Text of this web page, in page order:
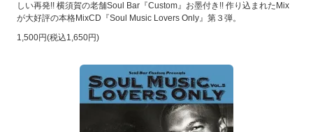
しい再発!! 横須賀の老舗Soul Bar『Custom』お墨付き!! 作り込まれたMix
が大好評の本格MixCD『Soul Music Lovers Only』第３弾。
1,500円(税込1,650円)